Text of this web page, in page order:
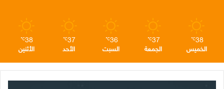
38
℃
الخميس
37
℃
الجمعة
36
℃
السبت
37
℃
الأحد
38
℃
الأثنين